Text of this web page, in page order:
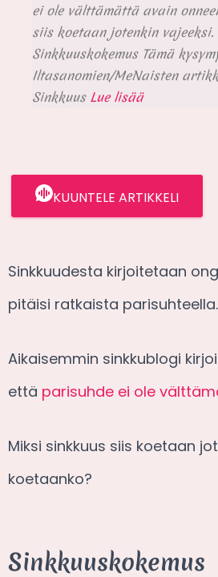
ei ole välttämättä avain
siis koetaan jotenkin vajeeksi.
Sinkkuuskokemus Tämä
Iltasanomien/MeNaisten
SinkkuusLue lisää
KUUNTELE ARTIKKELI
Sinkkuudesta kirjoitetaan
pitäisi ratkaista parisuhteella.
Aikaisemmin sinkkublogi
että parisuhde ei ole
Miksi sinkkuus siis koetaan
koetaanko?
Sinkkuuskokemus